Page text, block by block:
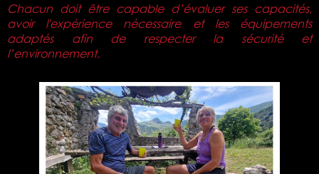
Chacun doit être capable d’évaluer ses capacités,
avoir l'expérience nécessaire et les équipements
adaptés afin de respecter la sécurité et
l’environnement.